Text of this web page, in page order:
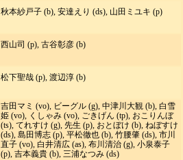
秋本紗戸子 (b), 安達えり (ds), 山田ミユキ (p)
西山司 (p), 古谷彰彦 (b)
松下聖哉 (p), 渡辺淳 (b)
吉田マミ (vo), ビーグル (g), 中津川大観 (b), 白雪
姫 (vo), くしゃみ (vo), ごきげん (tp), おこりんぼ
(ts), てれすけ (g), 先生 (p), おとぼけ (b), ねぼすけ
(ds), 島田博志 (p), 平松徹也 (b), 竹腰肇 (ds), 市川
直子 (vo), 白井清広 (as), 布川清治 (g), 小泉泰子
(p), 吉本義貴 (b), 三浦なつみ (ds)